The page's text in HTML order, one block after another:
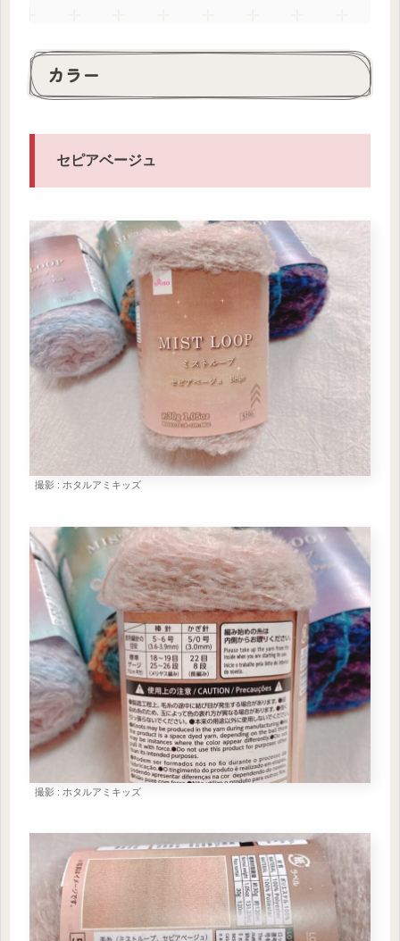
カラー
セピアベージュ
撮影 : ホタルアミキッズ
撮影 : ホタルアミキッズ